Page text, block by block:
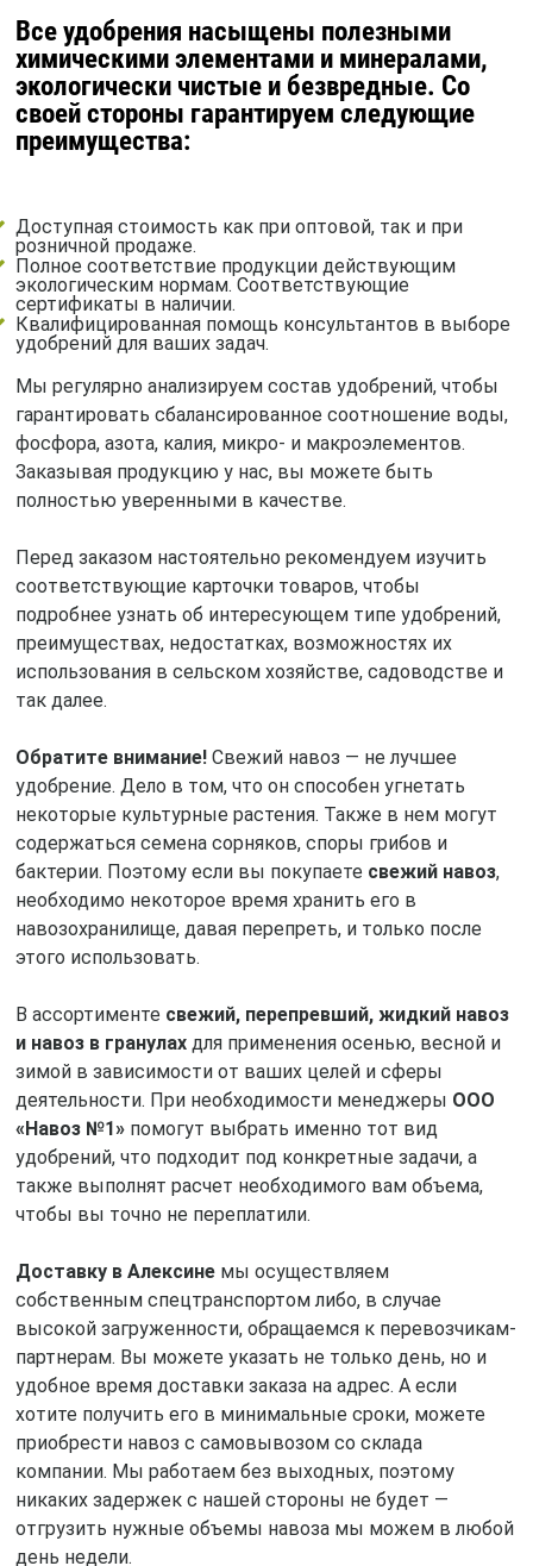
Все удобрения насыщены полезными
химическими элементами и минералами,
экологически чистые и безвредные. Со
своей стороны гарантируем следующие
преимущества:
Доступная стоимость как при оптовой, так и при
розничной продаже.
Полное соответствие продукции действующим
экологическим нормам. Соответствующие
сертификаты в наличии.
Квалифицированная помощь консультантов в выборе
удобрений для ваших задач.
Мы регулярно анализируем состав удобрений, чтобы
гарантировать сбалансированное соотношение воды,
фосфора, азота, калия, микро- и макроэлементов.
Заказывая продукцию у нас, вы можете быть
полностью уверенными в качестве.
Перед заказом настоятельно рекомендуем изучить
соответствующие карточки товаров, чтобы
подробнее узнать об интересующем типе удобрений,
преимуществах, недостатках, возможностях их
использования в сельском хозяйстве, садоводстве и
так далее.
Обратите внимание!Свежий навоз — не лучшее
удобрение. Дело в том, что он способен угнетать
некоторые культурные растения. Также в нем могут
содержаться семена сорняков, споры грибов и
бактерии. Поэтому если вы покупаете свежий навоз,
необходимо некоторое время хранить его в
навозохранилище, давая перепреть, и только после
этого использовать.
В ассортименте свежий, перепревший, жидкий навоз
и навоз в гранулахдля применения осенью, весной и
зимой в зависимости от ваших целей и сферы
деятельности. При необходимости менеджеры ООО
«Навоз №1»помогут выбрать именно тот вид
удобрений, что подходит под конкретные задачи, а
также выполнят расчет необходимого вам объема,
чтобы вы точно не переплатили.
Доставку в Алексинемы осуществляем
собственным спецтранспортом либо, в случае
высокой загруженности, обращаемся к перевозчикам-
партнерам. Вы можете указать не только день, но и
удобное время доставки заказа на адрес. А если
хотите получить его в минимальные сроки, можете
приобрести навоз с самовывозом со склада
компании. Мы работаем без выходных, поэтому
никаких задержек с нашей стороны не будет —
отгрузить нужные объемы навоза мы можем в любой
день недели.